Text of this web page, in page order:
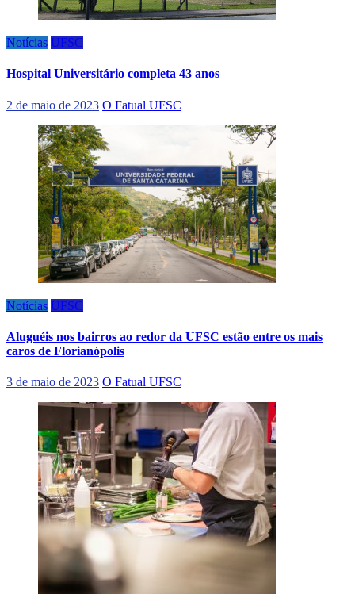
Notícias UFSC
Hospital Universitário completa 43 anos
2 de maio de 2023 O Fatual UFSC
Notícias UFSC
Aluguéis nos bairros ao redor da UFSC estão entre os mais
caros de Florianópolis
3 de maio de 2023 O Fatual UFSC